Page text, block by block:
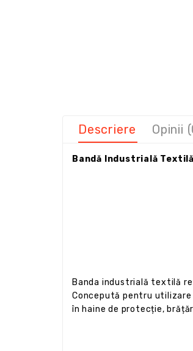
Descriere Opinii
Bandă Industrială
Banda industrială textilă
Concepută pentru
în haine de protecție,